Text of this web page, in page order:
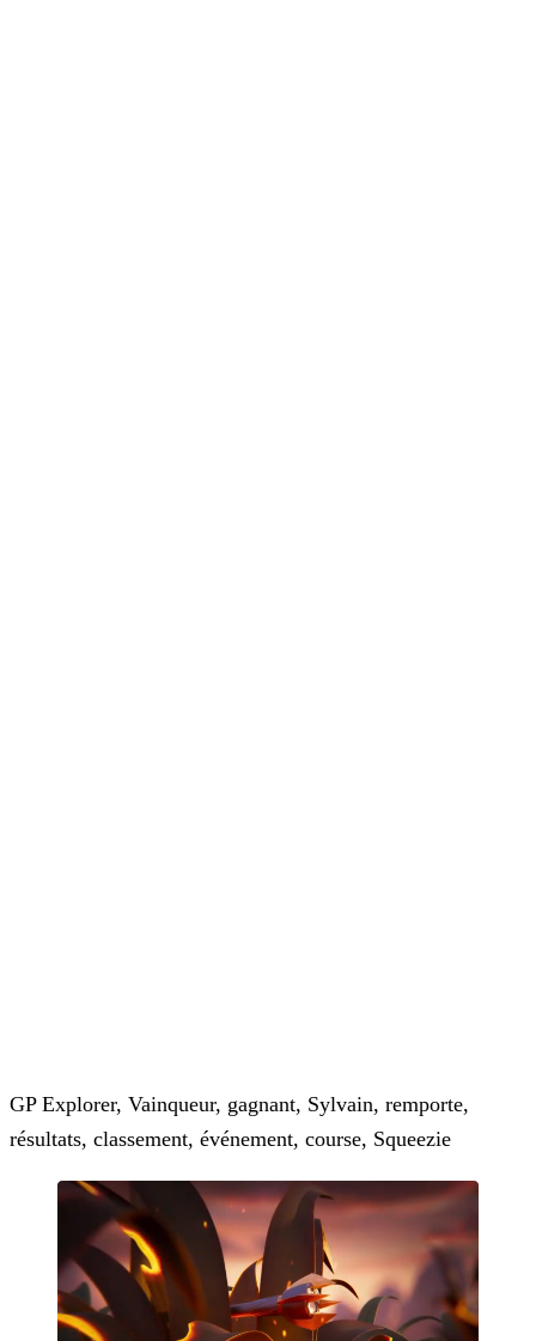
GP Explorer, Vainqueur, gagnant, Sylvain, remporte,
résultats, classement, événement, course, Squeezie